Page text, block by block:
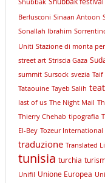
Berlusconi Sinaan Antoon
Sonallah Ibrahim
Uniti Stazione di monta
street art Striscia Gaza
summit Sursock svezia Taif
Tataouine Tayeb Salih
last of us The Night Mail
Thierry Chehab tipografia
El-Bey Tozeur International
traduzione Translated
tunisia turchia
Unifil Unione Europea